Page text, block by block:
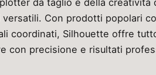
da taglio e della creatività
Con prodotti popolari
coordinati, Silhouette offre
con precisione e risultati